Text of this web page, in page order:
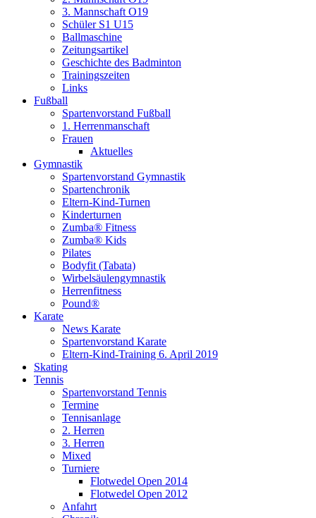
3. Mannschaft O19
Schüler S1 U15
Ballmaschine
Zeitungsartikel
Geschichte des Badminton
Trainingszeiten
Links
Fußball
Spartenvorstand Fußball
1. Herrenmanschaft
Frauen
Aktuelles
Gymnastik
Spartenvorstand Gymnastik
Spartenchronik
Eltern-Kind-Turnen
Kinderturnen
Zumba® Fitness
Zumba® Kids
Pilates
Bodyfit (Tabata)
Wirbelsäulengymnastik
Herrenfitness
Pound®
Karate
News Karate
Spartenvorstand Karate
Eltern-Kind-Training 6. April 2019
Skating
Tennis
Spartenvorstand Tennis
Termine
Tennisanlage
2. Herren
3. Herren
Mixed
Turniere
Flotwedel Open 2014
Flotwedel Open 2012
Anfahrt